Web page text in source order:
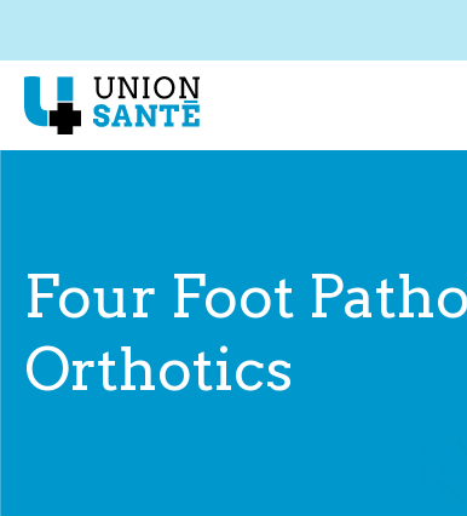
Four Foot
Orthotics